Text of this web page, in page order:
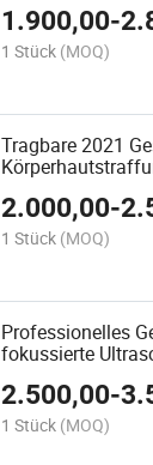
1.900,00-
1 Stück (MOQ)
Tragbare 2021
Schlankheits-
Kartuschen
2.000,00-
1 Stück (MOQ)
Professionelles
fokussierte
Maschine Hifu
2.500,00-
1 Stück (MOQ)